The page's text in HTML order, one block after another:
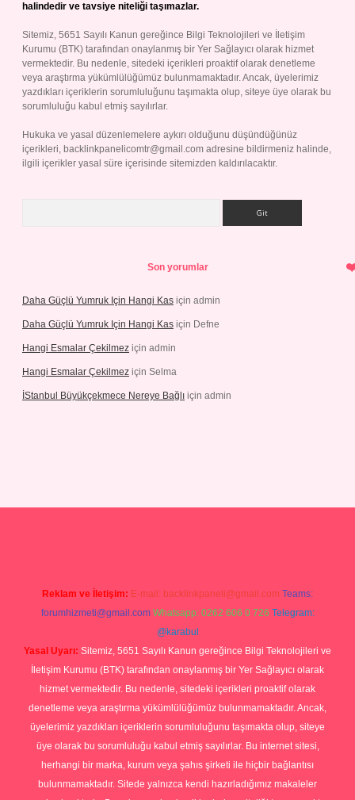
halindedir ve tavsiye niteliği taşımazlar.
Sitemiz, 5651 Sayılı Kanun gereğince Bilgi Teknolojileri ve İletişim
Kurumu (BTK) tarafından onaylanmış bir Yer Sağlayıcı olarak hizmet
vermektedir. Bu nedenle, sitedeki içerikleri proaktif olarak denetleme
veya araştırma yükümlülüğümüz bulunmamaktadır. Ancak, üyelerimiz
yazdıkları içeriklerin sorumluluğunu taşımakta olup, siteye üye olarak bu
sorumluluğu kabul etmiş sayılırlar.
Hukuka ve yasal düzenlemelere aykırı olduğunu düşündüğünüz
içerikleri, backlinkpanelicomtr@gmail.com adresine bildirmeniz halinde,
ilgili içerikler yasal süre içerisinde sitemizden kaldırılacaktır.
Son yorumlar
Daha Güçlü Yumruk Için Hangi Kas için admin
Daha Güçlü Yumruk Için Hangi Kas için Defne
Hangi Esmalar Çekilmez için admin
Hangi Esmalar Çekilmez için Selma
İStanbul Büyükçekmece Nereye Bağlı için admin
Reklam ve İletişim: E-mail: backlinkpaneli@gmail.com Teams:
forumhizmeti@gmail.com Whatsapp: 0262 606 0 726 Telegram:
@karabul
Yasal Uyarı: Sitemiz, 5651 Sayılı Kanun gereğince Bilgi Teknolojileri ve
İletişim Kurumu (BTK) tarafından onaylanmış bir Yer Sağlayıcı olarak
hizmet vermektedir. Bu nedenle, sitedeki içerikleri proaktif olarak
denetleme veya araştırma yükümlülüğümüz bulunmamaktadır. Ancak,
üyelerimiz yazdıkları içeriklerin sorumluluğunu taşımakta olup, siteye
üye olarak bu sorumluluğu kabul etmiş sayılırlar. Bu internet sitesi,
herhangi bir marka, kurum veya şahıs şirketi ile hiçbir bağlantısı
bulunmamaktadır. Sitede yalnızca kendi hazırladığımız makaleler